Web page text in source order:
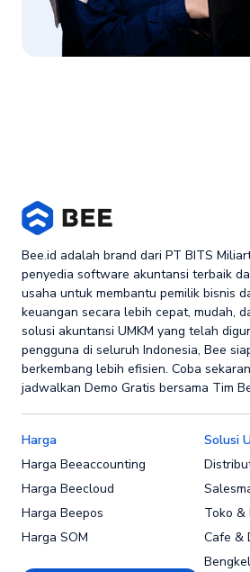
Bee.id adalah brand dari PT BITS
penyedia software akuntansi terbaik
usaha untuk membantu pemilik bisnis
keuangan secara lebih cepat, mudah,
solusi akuntansi UMKM yang telah
pengguna di seluruh Indonesia, Bee
berkembang lebih efisien. Coba
jadwalkan Demo Gratis bersama Tim
Harga
Harga Beeaccounting
Harga Beecloud
Harga Beepos
Harga SOM
Solusi
Toko &
Cafe &